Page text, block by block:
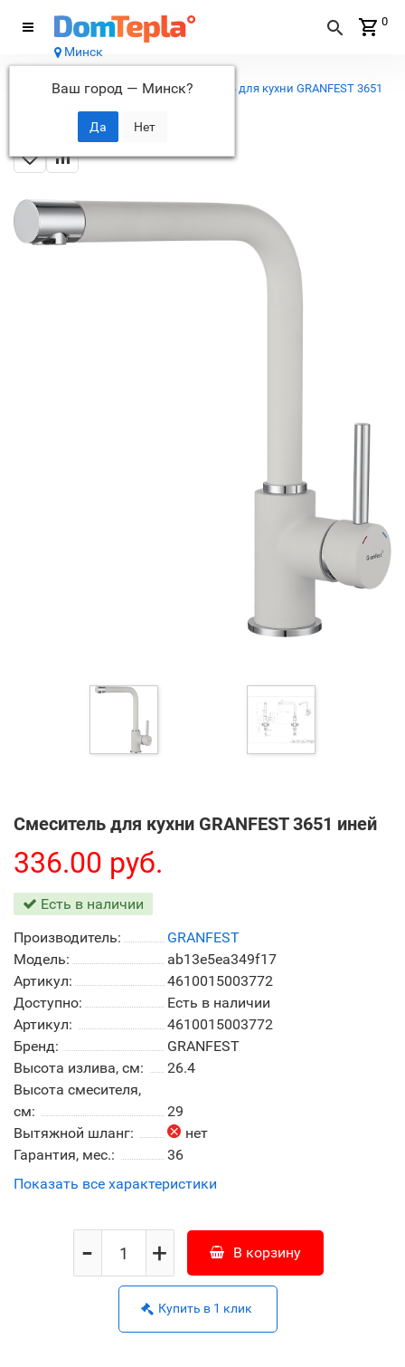
Минск
Ваш город — Минск?
Каталог
0
Кухонные смесители
Смеситель для кухни GRANFEST 3651
Смеситель для кухни GRANFEST 3651 иней
336.00 руб.
Есть в наличии
Производитель:
GRANFEST
Модель:
ab13e5ea349f17
Артикул:
4610015003772
Доступно:
Есть в наличии
Артикул:
4610015003772
Бренд:
GRANFEST
Высота излива, см:
26.4
Высота смесителя,
см:
29
Вытяжной шланг:
нет
Гарантия, мес.:
36
Показать все характеристики
+
- В корзину
Купить в 1 клик